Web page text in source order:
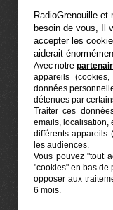
Euphonia est le
Grenouille, radio
Locaux situés à
41, rue Jobin —
RadioGrenouille et
besoin de vous, Il
accepter les
aiderait
Avec notre
appareils
données
détenues par
Traiter ces
emails, localisation,
différents appareils
les audiences.
Vous pouvez "tout
"cookies" en bas de
opposer aux
6 mois.